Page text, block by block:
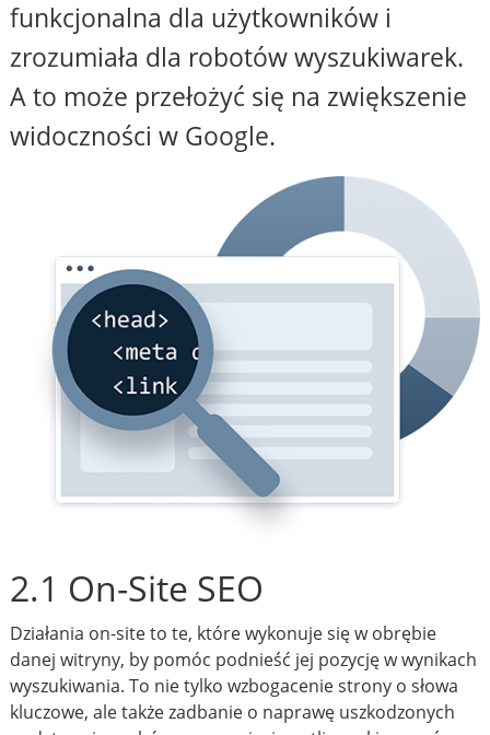
funkcjonalna dla użytkowników i
zrozumiała dla robotów wyszukiwarek.
A to może przełożyć się na zwiększenie
widoczności w Google.
2.1 On-Site SEO
Działania on-site to te, które wykonuje się w obrębie
danej witryny, by pomóc podnieść jej pozycję w wynikach
wyszukiwania. To nie tylko wzbogacenie strony o słowa
kluczowe, ale także zadbanie o naprawę uszkodzonych